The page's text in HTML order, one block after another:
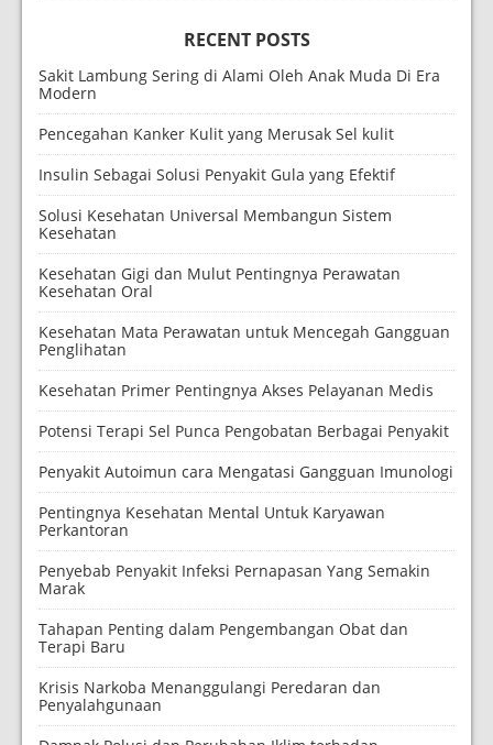
RECENT POSTS
Sakit Lambung Sering di Alami Oleh Anak Muda Di Era
Modern
Pencegahan Kanker Kulit yang Merusak Sel kulit
Insulin Sebagai Solusi Penyakit Gula yang Efektif
Solusi Kesehatan Universal Membangun Sistem
Kesehatan
Kesehatan Gigi dan Mulut Pentingnya Perawatan
Kesehatan Oral
Kesehatan Mata Perawatan untuk Mencegah Gangguan
Penglihatan
Kesehatan Primer Pentingnya Akses Pelayanan Medis
Potensi Terapi Sel Punca Pengobatan Berbagai Penyakit
Penyakit Autoimun cara Mengatasi Gangguan Imunologi
Pentingnya Kesehatan Mental Untuk Karyawan
Perkantoran
Penyebab Penyakit Infeksi Pernapasan Yang Semakin
Marak
Tahapan Penting dalam Pengembangan Obat dan
Terapi Baru
Krisis Narkoba Menanggulangi Peredaran dan
Penyalahgunaan